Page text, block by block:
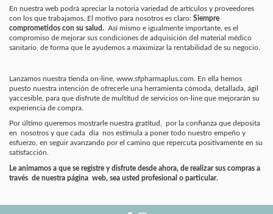
En nuestra web podrá apreciar la notoria variedad de artículos y proveedores
con los que trabajamos. El motivo para nosotros es claro: Siempre
comprometidos con su salud. Así mismo e igualmente importante, es el
compromiso de mejorar sus condiciones de adquisición del material médico
sanitario, de forma que le ayudemos a maximizar la rentabilidad de su negocio.
Lanzamos nuestra tienda on-line, www.sfpharmaplus.com. En ella hemos
puesto nuestra intención de ofrecerle una herramienta cómoda, detallada, ágil
yaccesible, para que disfrute de multitud de servicios on-line que mejorarán su
experiencia de compra.
Por último queremos mostrarle nuestra gratitud, por la confianza que deposita
en nosotros y que cada día nos estimula a poner todo nuestro empeño y
esfuerzo, en seguir avanzando por el camino que repercuta positivamente en su
satisfacción.
Le animamos a que se registre y disfrute desde ahora, de realizar sus compras a
través de nuestra página web, sea usted profesional o particular.